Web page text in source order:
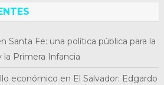
Santa Fe: una política pública para la
la Primera Infancia
económico en El Salvador: Edgardo